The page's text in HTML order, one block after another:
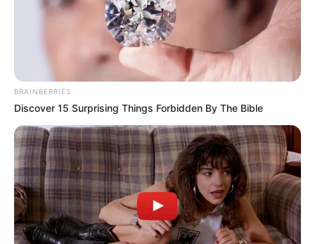
BRAINBERRIES
Discover 15 Surprising Things Forbidden By The Bible